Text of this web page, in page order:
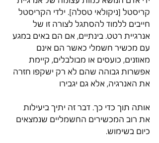
קריסטל [ניקולאי טסלה]. ילדי הקריסטל
חייבים ללמוד להסתגל לצורה זו של
אנרגיית רטט. בינתיים, אם הם באים במגע
עם מכשיר חשמלי כאשר הם אינם
מאוזנים, כועסים או מבולבלים, קיימת
אפשרות גבוהה שהם לא רק ישקפו חזרה
את האנרגיה, אלא גם יגבירו
אותה תוך כדי כך. דבר זה יתיך ביעילות
את רוב המכשירים החשמליים שנמצאים
כיום בשימוש.